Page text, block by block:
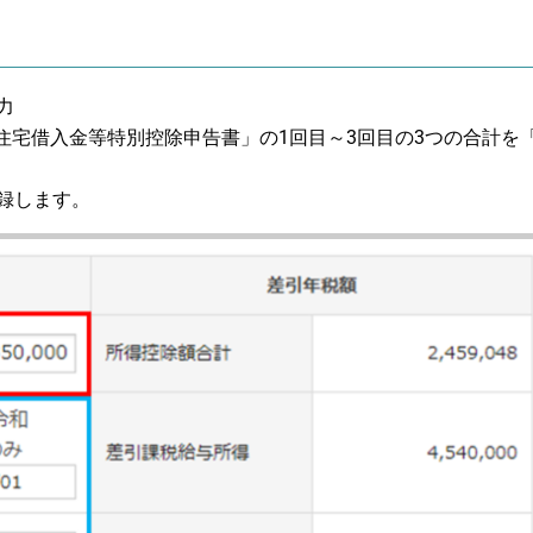
借入金等特別控除申告書」の1回目～3回目の3つの合計を
ます。